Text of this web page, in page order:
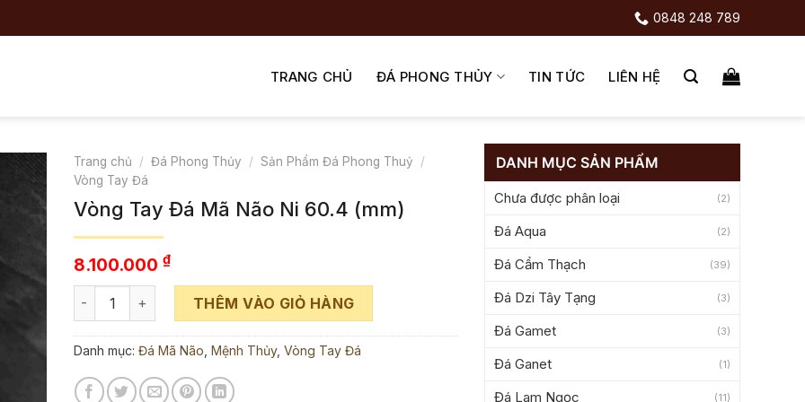
0848 248 789
TRANG CHỦ ĐÁ PHONG THỦY TIN TỨC LIÊN HỆ
DANH MỤC SẢN PHẨM
Chưa được phân loại (2)
Đá Aqua (2)
Đá Cẩm Thạch (39)
Đá Dzi Tây Tạng (3)
Đá Gamet (3)
Đá Ganet (1)
Đá Lam Ngọc (11)
Trang chủ / Đá Phong Thủy / Sản Phẩm Đá Phong Thuỷ
/
Vòng Tay Đá
Vòng Tay Đá Mã Não Ni 60.4 (mm)
8.100.000 ₫
Vòng Tay Đá Mã Não Ni 60.4 (mm) số lượng
THÊM VÀO GIỎ HÀNG
Danh mục: Đá Mã Não Mệnh Thủy, Vòng Tay Đá